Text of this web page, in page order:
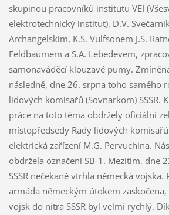
skupinou pracovníků institutu VEI
elektrotechnický institut), D.V.
Archangelskim, K.S. Vulfsonem J.S.
Feldbaumem a S.A. Lebedevem,
samonaváděcí klouzavé pumy.
následně, dne 26. srpna toho samého
lidových komisařů (Sovnarkom) SSSR.
práce na toto téma obdržely oficiální
místopředsedy Rady lidových
elektrická zařízení M.G. Pervuchina.
obdržela označení SB-1. Mezitím, dne
SSSR nečekaně vtrhla německá vojska.
armáda německým útokem
vojsk do nitra SSSR byl velmi rychlý.